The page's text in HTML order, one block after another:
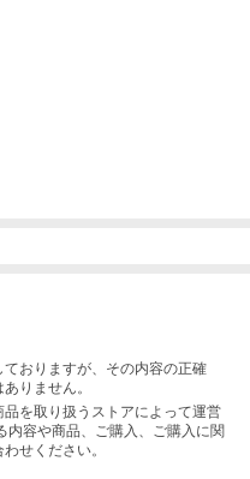
ておりますが、その内容の正確
りません。
品を取り扱うストアによって運営
内容や商品、ご購入 、ご購入に関
せください。